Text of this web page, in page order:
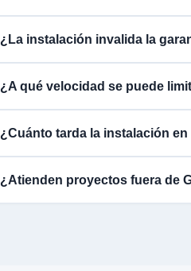
¿La instalación invalida la
¿A qué velocidad se puede
¿Cuánto tarda la instalación
¿Atienden proyectos fuera de